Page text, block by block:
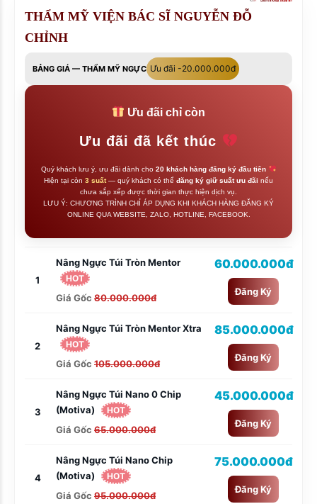
THẨM MỸ VIỆN BÁC SĨ NGUYỄN ĐỖ
CHỈNH
BẢNG GIÁ — THẨM MỸ NGỰC Ưu đãi -20.000.000đ
Ưu đãi chỉ còn
Ưu đãi đã kết thúc
Quý khách lưu ý, ưu đãi dành cho 20 khách hàng đăng ký đầu tiên
Hiện tại còn 3 suất— quý khách có thể đăng ký giữ suất ưu đãi nếu
chưa sắp xếp được thời gian thực hiện dịch vụ.
LƯU Ý: CHƯƠNG TRÌNH CHỈ ÁP DỤNG KHI KHÁCH HÀNG ĐĂNG KÝ
ONLINE QUA WEBSITE, ZALO, HOTLINE, FACEBOOK.
1
Nâng Ngực Túi Tròn Mentor
HOT
Giá Gốc 80.000.000đ
60.000.000đ
Đăng Ký
2
Nâng Ngực Túi Tròn Mentor Xtra
HOT
Giá Gốc 105.000.000đ
85.000.000đ
Đăng Ký
3
Nâng Ngực Túi Nano 0 Chip
(Motiva)
HOT
Giá Gốc 65.000.000đ
45.000.000đ
Đăng Ký
4
Nâng Ngực Túi Nano Chip
(Motiva)
HOT
Giá Gốc 95.000.000đ
75.000.000đ
Đăng Ký